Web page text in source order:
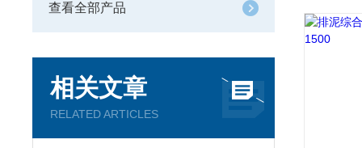
查看全部产品
相关文章
RELATED ARTICLES